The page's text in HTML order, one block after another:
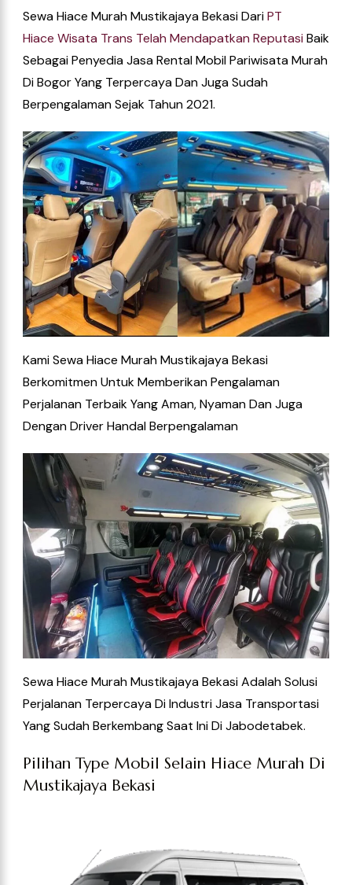
Sewa Hiace Murah Mustikajaya Bekasi DariPT
Hiace Wisata Trans Telah Mendapatkan Reputasi Baik
Sebagai Penyedia Jasa Rental Mobil Pariwisata Murah
Di Bogor Yang Terpercaya Dan Juga Sudah
Berpengalaman Sejak Tahun 2021.
Kami Sewa Hiace Murah Mustikajaya Bekasi
Berkomitmen Untuk Memberikan Pengalaman
Perjalanan Terbaik Yang Aman, Nyaman Dan Juga
Dengan Driver Handal Berpengalaman
Sewa Hiace Murah Mustikajaya Bekasi Adalah Solusi
Perjalanan Terpercaya Di Industri Jasa Transportasi
Yang Sudah Berkembang Saat Ini Di Jabodetabek.
Pilihan Type Mobil Selain Hiace Murah Di
Mustikajaya Bekasi